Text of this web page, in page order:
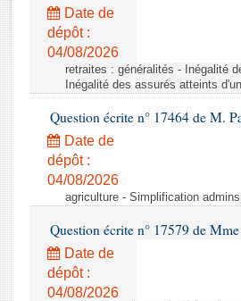
Rapports législatifs
Rapports sur l'application des lois
Baromètre de l’application des lois
Dossiers législatifs
Budget et sécurité sociale
Questions écrites et orales
Comptes rendus des débats
Date de
dépôt :
04/08/2026
retraites : généralités - Inégalité
Inégalité des assurés atteints
Question écrite n° 17464 de M.
Date de
dépôt :
04/08/2026
agriculture - Simplification
Question écrite n° 17579 de
Date de
dépôt :
04/08/2026